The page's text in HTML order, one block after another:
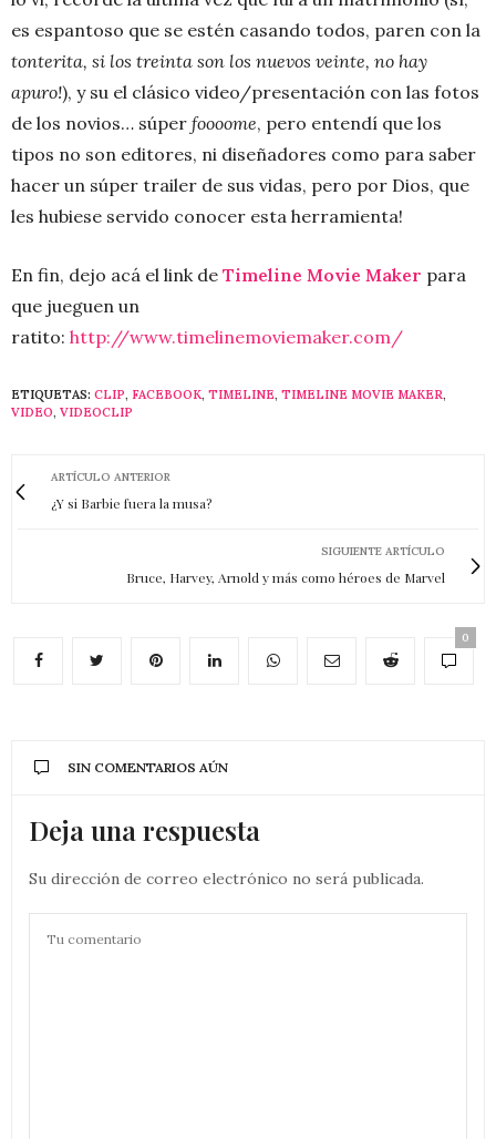
es espantoso que se estén casando todos, paren con la
tonterita, si los treinta son los nuevos veinte, no hay
apuro!), y su el clásico video/presentación con las fotos
de los novios… súper foooome, pero entendí que los
tipos no son editores, ni diseñadores como para saber
hacer un súper trailer de sus vidas, pero por Dios, que
les hubiese servido conocer esta herramienta!
En fin, dejo acá el link de Timeline Movie Maker para
que jueguen un
ratito: http://www.timelinemoviemaker.com/
ETIQUETAS: CLIP, FACEBOOK, TIMELINE, TIMELINE MOVIE MAKER,
VIDEO, VIDEOCLIP
ARTÍCULO ANTERIOR
¿Y si Barbie fuera la musa?
SIGUIENTE ARTÍCULO
Bruce, Harvey, Arnold y más como héroes de Marvel
0
SIN COMENTARIOS AÚN
Deja una respuesta
Su dirección de correo electrónico no será publicada.